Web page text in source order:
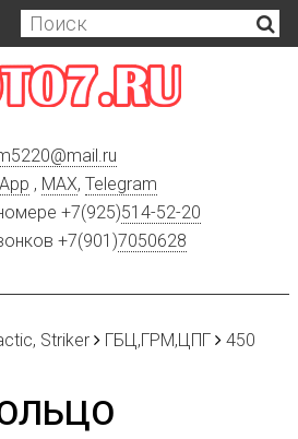
@mail.ru
, MAX, Telegram
+7(925)514-52-20
+7(901)7050628
Striker ГБЦ,ГРМ,ЦПГ
450